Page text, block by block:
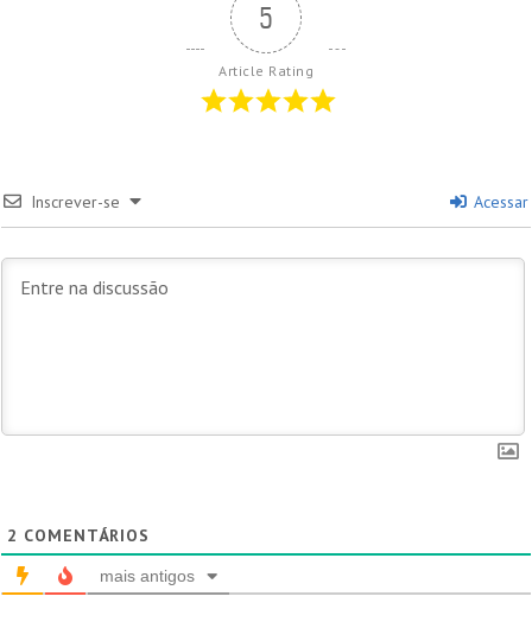
5
Article Rating
Inscrever-se Acessar
2 COMENTÁRIOS
mais antigos